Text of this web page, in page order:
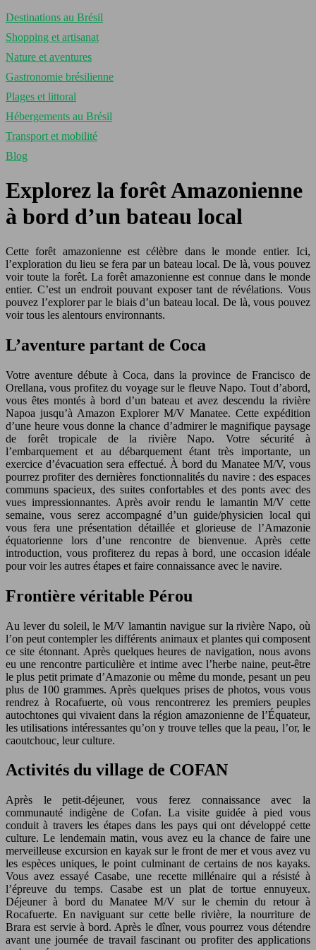
Destinations au Brésil
Shopping et artisanat
Nature et aventures
Gastronomie brésilienne
Plages et littoral
Hébergements au Brésil
Transport et mobilité
Blog
Explorez la forêt Amazonienne
à bord d’un bateau local
Cette forêt amazonienne est célèbre dans le monde entier. Ici,
l’exploration du lieu se fera par un bateau local. De là, vous pouvez
voir toute la forêt. La forêt amazonienne est connue dans le monde
entier. C’est un endroit pouvant exposer tant de révélations. Vous
pouvez l’explorer par le biais d’un bateau local. De là, vous pouvez
voir tous les alentours environnants.
L’aventure partant de Coca
Votre aventure débute à Coca, dans la province de Francisco de
Orellana, vous profitez du voyage sur le fleuve Napo. Tout d’abord,
vous êtes montés à bord d’un bateau et avez descendu la rivière
Napoa jusqu’à Amazon Explorer M/V Manatee. Cette expédition
d’une heure vous donne la chance d’admirer le magnifique paysage
de forêt tropicale de la rivière Napo. Votre sécurité à
l’embarquement et au débarquement étant très importante, un
exercice d’évacuation sera effectué. À bord du Manatee M/V, vous
pourrez profiter des dernières fonctionnalités du navire : des espaces
communs spacieux, des suites confortables et des ponts avec des
vues impressionnantes. Après avoir rendu le lamantin M/V cette
semaine, vous serez accompagné d’un guide/physicien local qui
vous fera une présentation détaillée et glorieuse de l’Amazonie
équatorienne lors d’une rencontre de bienvenue. Après cette
introduction, vous profiterez du repas à bord, une occasion idéale
pour voir les autres étapes et faire connaissance avec le navire.
Frontière véritable Pérou
Au lever du soleil, le M/V lamantin navigue sur la rivière Napo, où
l’on peut contempler les différents animaux et plantes qui composent
ce site étonnant. Après quelques heures de navigation, nous avons
eu une rencontre particulière et intime avec l’herbe naine, peut-être
le plus petit primate d’Amazonie ou même du monde, pesant un peu
plus de 100 grammes. Après quelques prises de photos, vous vous
rendrez à Rocafuerte, où vous rencontrerez les premiers peuples
autochtones qui vivaient dans la région amazonienne de l’Équateur,
les utilisations intéressantes qu’on y trouve telles que la peau, l’or, le
caoutchouc, leur culture.
Activités du village de COFAN
Après le petit-déjeuner, vous ferez connaissance avec la
communauté indigène de Cofan. La visite guidée à pied vous
conduit à travers les étapes dans les pays qui ont développé cette
culture. Le lendemain matin, vous avez eu la chance de faire une
merveilleuse excursion en kayak sur le front de mer et vous avez vu
les espèces uniques, le point culminant de certains de nos kayaks.
Vous avez essayé Casabe, une recette millénaire qui a résisté à
l’épreuve du temps. Casabe est un plat de tortue ennuyeux.
Déjeuner à bord du Manatee M/V sur le chemin du retour à
Rocafuerte. En naviguant sur cette belle rivière, la nourriture de
Brara est servie à bord. Après le dîner, vous pourrez vous détendre
avant une journée de travail fascinant ou profiter des applications